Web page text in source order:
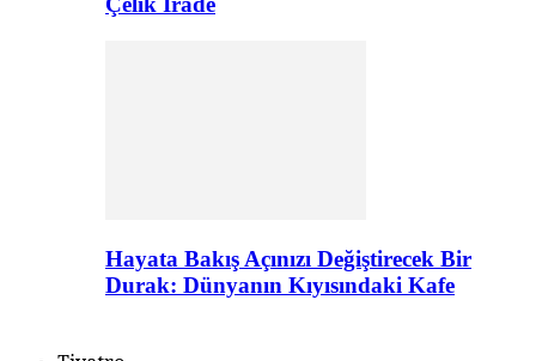
Hayata Bakış Açınızı Değiştirecek Bir
Durak: Dünyanın Kıyısındaki Kafe